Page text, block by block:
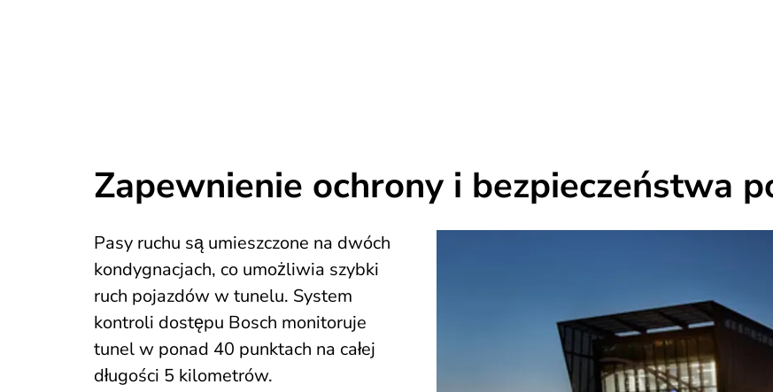
Zapewnienie ochrony i bezpieczeństwa
Pasy ruchu są umieszczone na dwóch
kondygnacjach, co umożliwia szybki
ruch pojazdów w tunelu. System
kontroli dostępu Bosch monitoruje
tunel w ponad 40 punktach na całej
długości 5 kilometrów.